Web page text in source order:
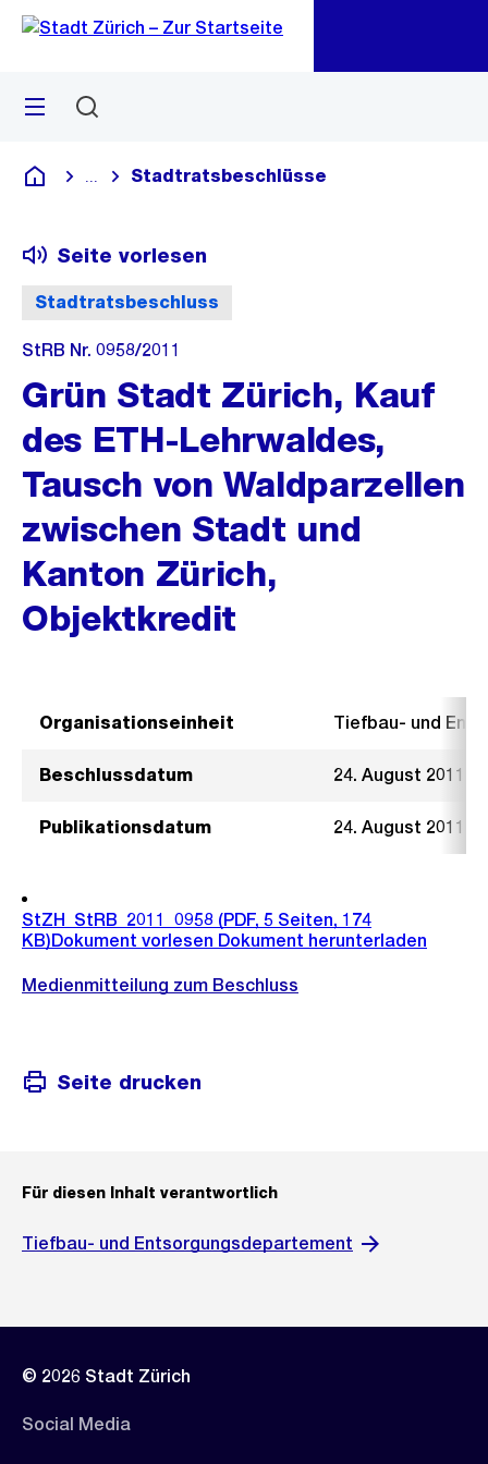
Navigation
Sprunglink
Menü
Deutsch
Blende alle Breadcrumbs ein
Stadtratsbeschlüsse
Stadtratsbeschluss
Seite vorlesen
StRB Nr. 0958/2011
Grün Stadt Zürich, Kauf
des ETH-Lehrwaldes,
Tausch von Waldparzellen
zwischen Stadt und
Kanton Zürich,
Objektkredit
Organisationseinheit Tiefbau- und
Beschlussdatum 24. August 2011
Publikationsdatum 24. August 2011
StZH_StRB_2011_0958 (PDF, 5 Seiten, 174
KB)Dokument vorlesen Dokument herunterladen
Medienmitteilung zum Beschluss
Seite drucken
Für diesen Inhalt verantwortlich
Tiefbau- und Entsorgungsdepartement
© 2026 Stadt Zürich
Social Media